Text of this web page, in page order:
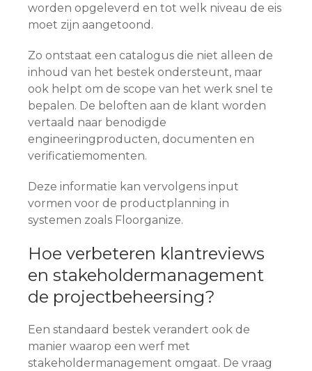
worden opgeleverd en tot welk niveau de eis
moet zijn aangetoond.
Zo ontstaat een catalogus die niet alleen de
inhoud van het bestek ondersteunt, maar
ook helpt om de scope van het werk snel te
bepalen. De beloften aan de klant worden
vertaald naar benodigde
engineeringproducten, documenten en
verificatiemomenten.
Deze informatie kan vervolgens input
vormen voor de productplanning in
systemen zoals Floorganize.
Hoe verbeteren klantreviews
en stakeholdermanagement
de projectbeheersing?
Een standaard bestek verandert ook de
manier waarop een werf met
stakeholdermanagement omgaat. De vraag